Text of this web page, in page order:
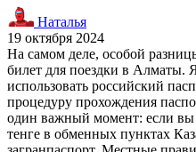
Наталья
19 октября 2024
На самом деле, особой
билет для поездки в Алматы.
использовать российский
процедуру прохождения
один важный момент: если вы
тенге в обменных пунктах